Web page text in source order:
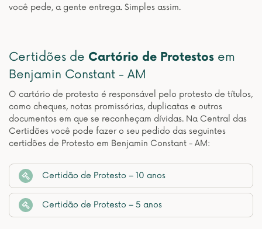
você pede, a gente entrega. Simples assim.
Certidões de Cartório de Protestos em
Benjamin Constant - AM
O cartório de protesto é responsável pelo protesto de títulos,
como cheques, notas promissórias, duplicatas e outros
documentos em que se reconheçam dívidas. Na Central das
Certidões você pode fazer o seu pedido das seguintes
certidões de Protesto em Benjamin Constant - AM:
Certidão de Protesto – 10 anos
Certidão de Protesto – 5 anos